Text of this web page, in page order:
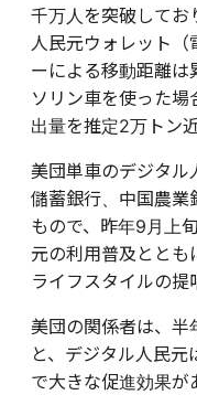
千万人を突破して
人民元ウォレット
ーによる移動距離は
ソリン車を使った
出量を推定2万トン
美団単車のデジタル
儲蓄銀行、中国農業
もので、昨年9月上
元の利用普及ととも
ライフスタイルの提
美団の関係者は、半
と、デジタル人民
で大きな促進効果が